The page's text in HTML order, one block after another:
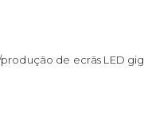
de ecrãs LED